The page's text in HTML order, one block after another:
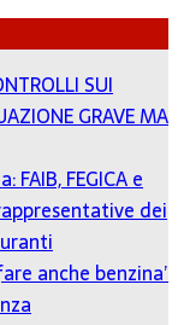
SUI
GRAVE MA
FAIB, FEGICA e
dei
anche benzina’